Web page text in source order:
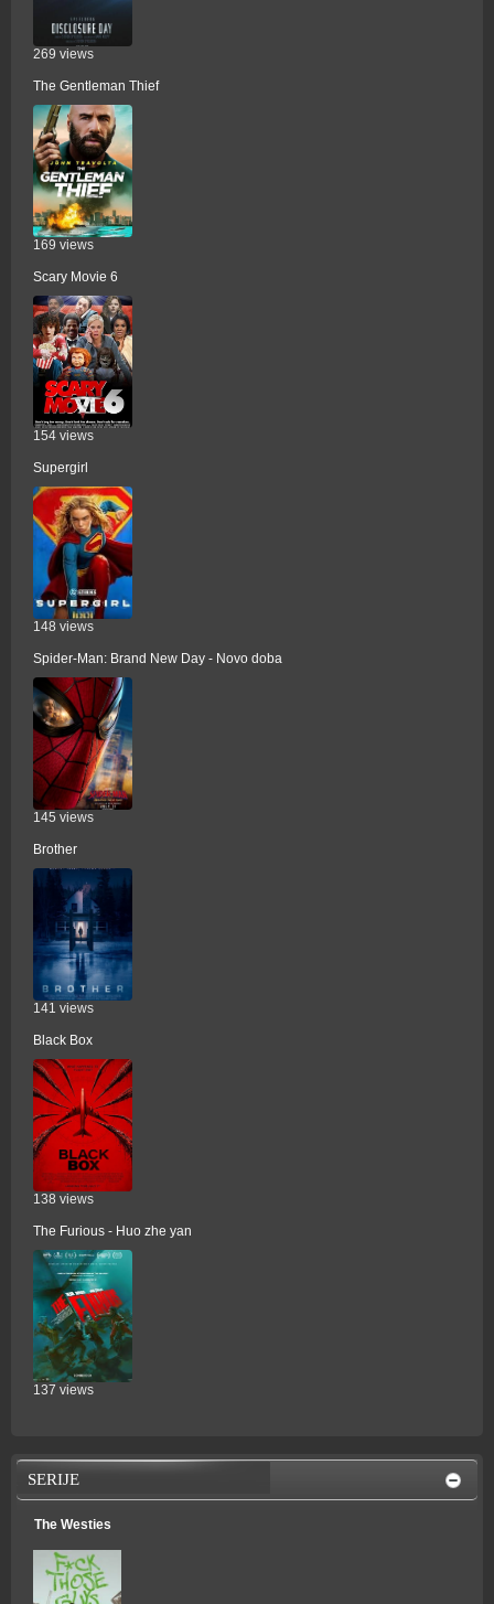
269 views
The Gentleman Thief
169 views
Scary Movie 6
154 views
Supergirl
148 views
Spider-Man: Brand New Day - Novo doba
145 views
Brother
141 views
Black Box
138 views
The Furious - Huo zhe yan
137 views
SERIJE
The Westies